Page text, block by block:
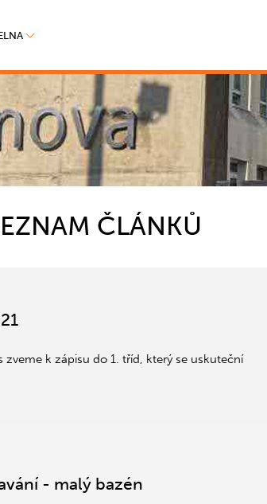
ČLÁNKŮ
k zápisu do 1. tříd, který se uskuteční
- malý bazén